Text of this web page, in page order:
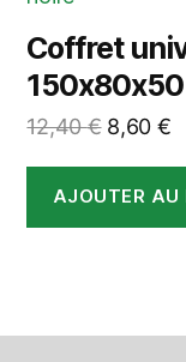
Coffret
150x80x50
12,40€ Le
initial
était :
8,60 €Le
AJOUTER AU